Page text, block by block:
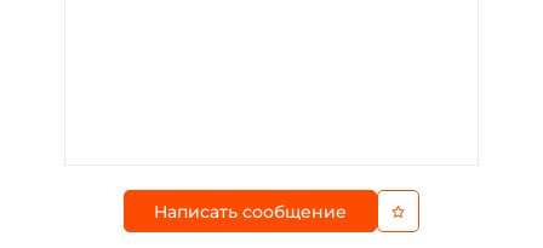
Написать сообщение